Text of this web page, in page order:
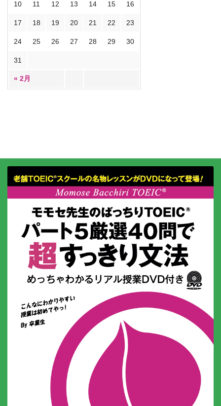
« 2月
10 11 12 13 14 15 16
17 18 19 20 21 22 23
24 25 26 27 28 29 30
31